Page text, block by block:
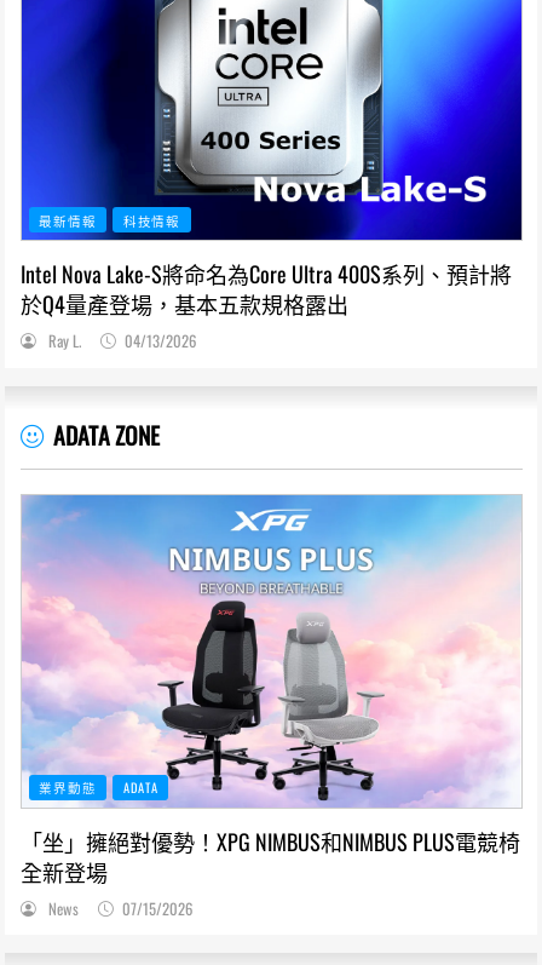
最新情報 科技情報
Intel Nova Lake-S將命名為Core Ultra 400S系列、預計將
於Q4量產登場，基本五款規格露出
Ray L. 04/13/2026
ADATA ZONE
業界動態 ADATA
「坐」擁絕對優勢！XPG NIMBUS和NIMBUS PLUS電競椅
全新登場
News 07/15/2026